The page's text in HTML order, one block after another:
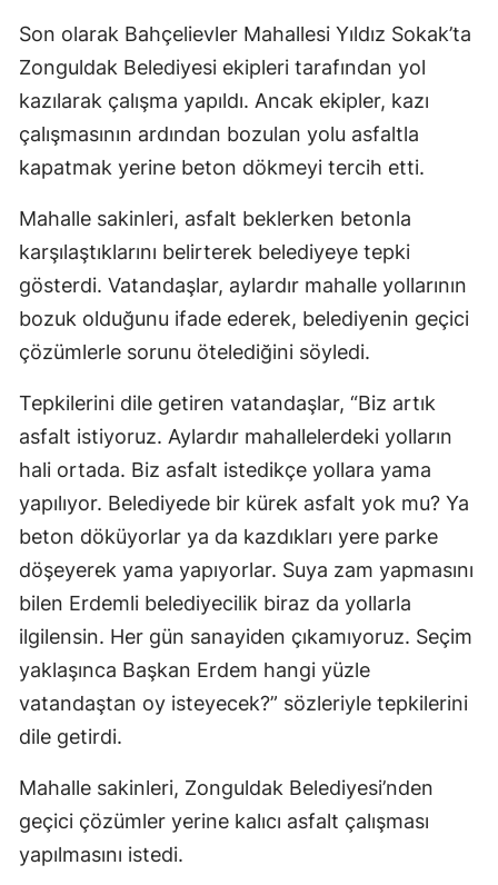
Son olarak Bahçelievler Mahallesi Yıldız Sokak’ta
Zonguldak Belediyesi ekipleri tarafından yol
kazılarak çalışma yapıldı. Ancak ekipler, kazı
çalışmasının ardından bozulan yolu asfaltla
kapatmak yerine beton dökmeyi tercih etti.
Mahalle sakinleri, asfalt beklerken betonla
karşılaştıklarını belirterek belediyeye tepki
gösterdi. Vatandaşlar, aylardır mahalle yollarının
bozuk olduğunu ifade ederek, belediyenin geçici
çözümlerle sorunu ötelediğini söyledi.
Tepkilerini dile getiren vatandaşlar, “Biz artık
asfalt istiyoruz. Aylardır mahallelerdeki yolların
hali ortada. Biz asfalt istedikçe yollara yama
yapılıyor. Belediyede bir kürek asfalt yok mu? Ya
beton döküyorlar ya da kazdıkları yere parke
döşeyerek yama yapıyorlar. Suya zam yapmasını
bilen Erdemli belediyecilik biraz da yollarla
ilgilensin. Her gün sanayiden çıkamıyoruz. Seçim
yaklaşınca Başkan Erdem hangi yüzle
vatandaştan oy isteyecek?” sözleriyle tepkilerini
dile getirdi.
Mahalle sakinleri, Zonguldak Belediyesi’nden
geçici çözümler yerine kalıcı asfalt çalışması
yapılmasını istedi.